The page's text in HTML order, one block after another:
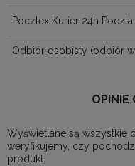
Pocztex Kurier 24h Poczta
Odbiór osobisty (odbiór
OPINIE
Wyświetlane są wszystkie
weryfikujemy, czy
produkt.